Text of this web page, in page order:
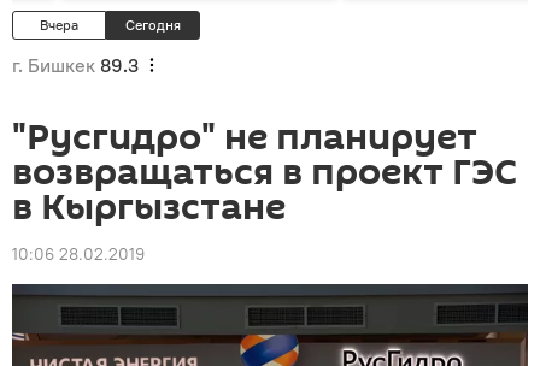
Вчера Сегодня
г. Бишкек 89.3
"Русгидро" не планирует
возвращаться в проект ГЭС
в Кыргызстане
10:06 28.02.2019